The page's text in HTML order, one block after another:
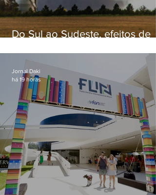
Do Sul ao Sudeste, efeitos de
apreensão na população
Jornal Daki
há 19 horas